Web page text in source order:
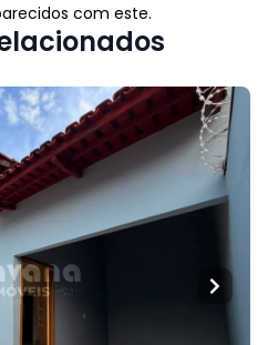
com este.